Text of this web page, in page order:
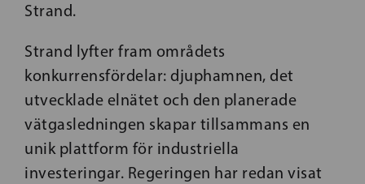
Strand.
Strand lyfter fram områdets
konkurrensfördelar: djuphamnen, det
utvecklade elnätet och den planerade
vätgasledningen skapar tillsammans en
unik plattform för industriella
investeringar. Regeringen har redan visat